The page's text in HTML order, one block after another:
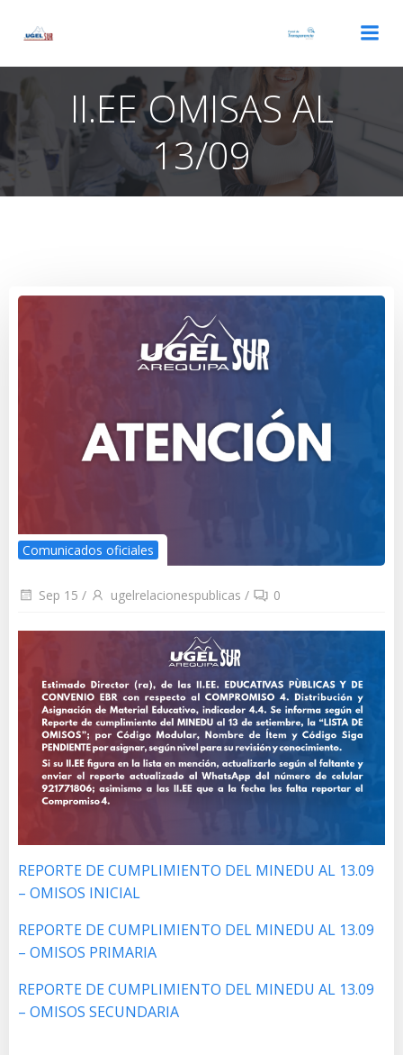
II.EE OMISAS AL
13/09
Comunicados oficiales
Sep 15 / ugelrelacionespublicas / 0
REPORTE DE CUMPLIMIENTO DEL MINEDU AL 13.09
– OMISOS INICIAL
REPORTE DE CUMPLIMIENTO DEL MINEDU AL 13.09
– OMISOS PRIMARIA
REPORTE DE CUMPLIMIENTO DEL MINEDU AL 13.09
– OMISOS SECUNDARIA